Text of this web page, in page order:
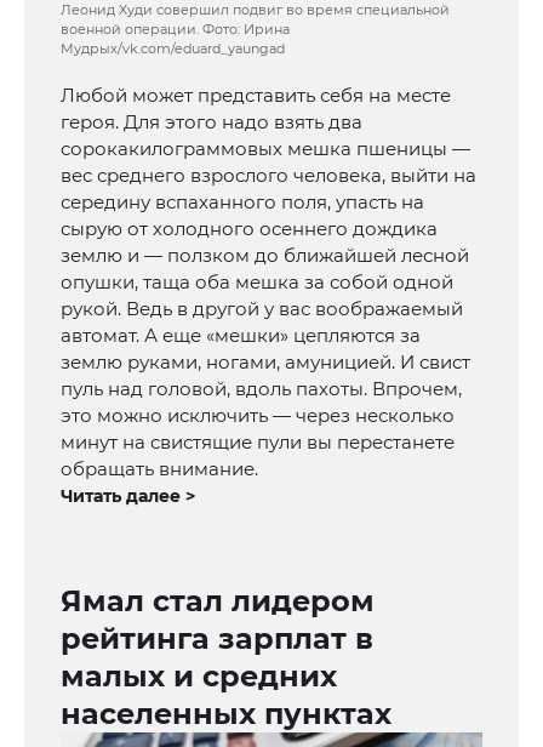
Леонид Худи совершил подвиг во время специальной
военной операции. Фото: Ирина
Мудрых/vk.com/eduard_yaungad
Любой может представить себя на месте
героя. Для этого надо взять два
сорокакилограммовых мешка пшеницы —
вес среднего взрослого человека, выйти на
середину вспаханного поля, упасть на
сырую от холодного осеннего дождика
землю и — ползком до ближайшей лесной
опушки, таща оба мешка за собой одной
рукой. Ведь в другой у вас воображаемый
автомат. А еще «мешки» цепляются за
землю руками, ногами, амуницией. И свист
пуль над головой, вдоль пахоты. Впрочем,
это можно исключить — через несколько
минут на свистящие пули вы перестанете
обращать внимание.
Читать далее >
Ямал стал лидером
рейтинга зарплат в
малых и средних
населенных пунктах